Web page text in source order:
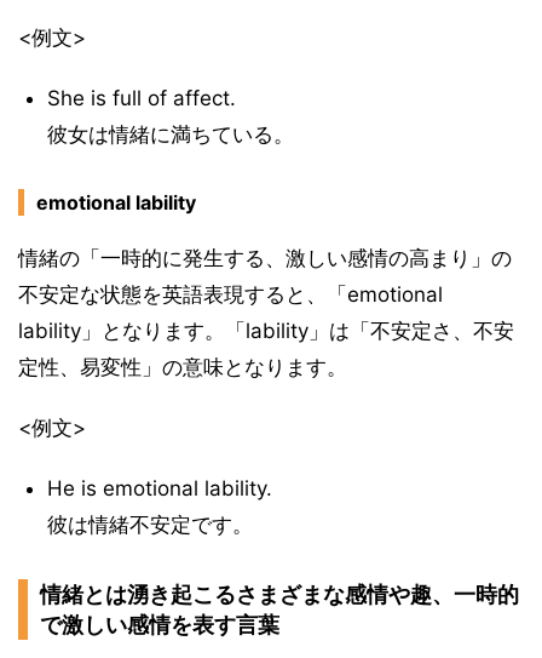
<例文>
She is full of affect.
彼女は情緒に満ちている。
emotional lability
情緒の「一時的に発生する、激しい感情の高まり」の
不安定な状態を英語表現すると、「emotional
lability」となります。「lability」は「不安定さ、不安
定性、易変性」の意味となります。
<例文>
He is emotional lability.
彼は情緒不安定です。
情緒とは湧き起こるさまざまな感情や趣、一時的
で激しい感情を表す言葉